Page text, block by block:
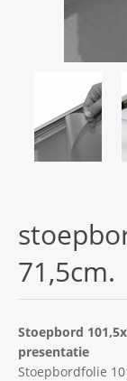
71,5cm.
Stoepbord
presentatie
Stoepbordfolie